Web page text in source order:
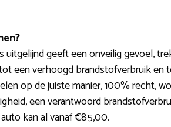
uitgelijnd geeft een onveilig gevoel,
een verhoogd brandstofverbruik en
op de juiste manier, 100% recht,
een verantwoord
kan al vanaf €85,00.